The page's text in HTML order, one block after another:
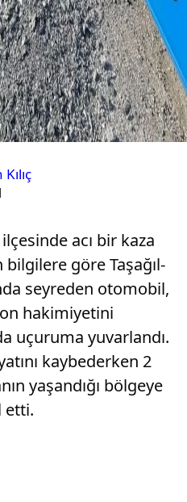
acı bir kaza
göre Taşağıl-
seyreden otomobil,
hakimiyetini
uçuruma yuvarlandı.
kaybederken 2
yaşandığı bölgeye
etti.